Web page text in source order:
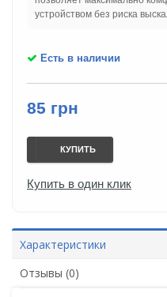
устройством без риска
Есть в наличии
85 грн
КУПИТЬ
Купить в один клик
Характеристики
Отзывы (0)